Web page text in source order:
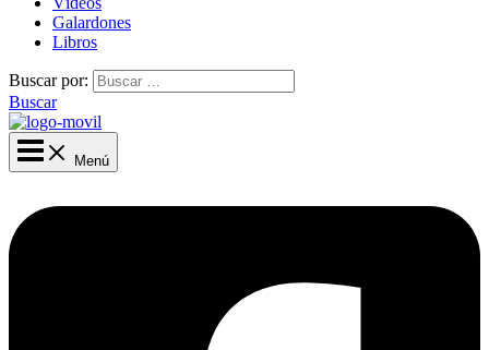
Galardones
Libros
Buscar por:
Buscar
Menú